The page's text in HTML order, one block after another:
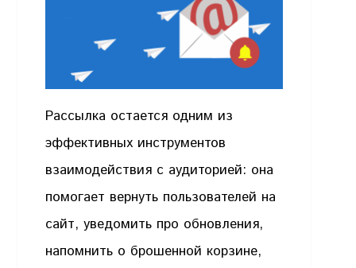
Рассылка остается одним из
эффективных инструментов
взаимодействия с аудиторией: она
помогает вернуть пользователей на
сайт, уведомить про обновления,
напомнить о брошенной корзине,